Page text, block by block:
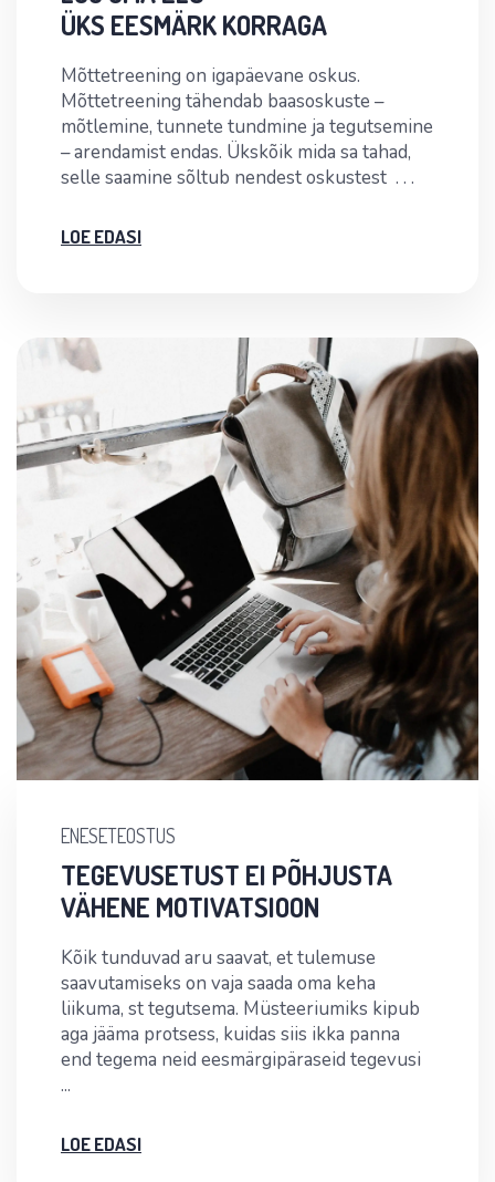
ÜKS EESMÄRK KORRAGA
Mõttetreening on igapäevane oskus.
Mõttetreening tähendab baasoskuste –
mõtlemine, tunnete tundmine ja tegutsemine
– arendamist endas. Ükskõik mida sa tahad,
selle saamine sõltub nendest oskustest . . .
LOE EDASI
ENESETEOSTUS
TEGEVUSETUST EI PÕHJUSTA
VÄHENE MOTIVATSIOON
Kõik tunduvad aru saavat, et tulemuse
saavutamiseks on vaja saada oma keha
liikuma, st tegutsema. Müsteeriumiks kipub
aga jääma protsess, kuidas siis ikka panna
end tegema neid eesmärgipäraseid tegevusi
...
LOE EDASI